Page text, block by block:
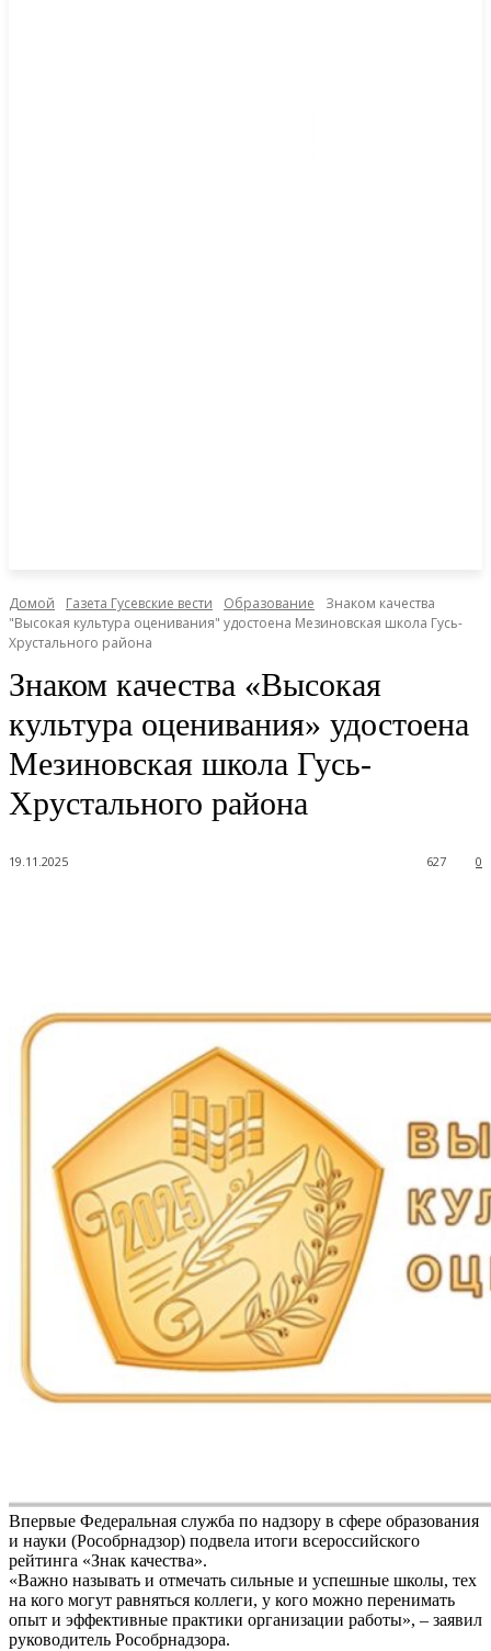
Домой Газета Гусевские вести Образование
Знаком качества
"Высокая культура оценивания" удостоена Мезиновская школа Гусь-
Хрустального района
Знаком качества «Высокая
культура оценивания» удостоена
Мезиновская школа Гусь-
Хрустального района
19.11.2025 0
627
Впервые Федеральная служба по надзору в сфере образования
и науки (Рособрнадзор) подвела итоги всероссийского
рейтинга «Знак качества».
«Важно называть и отмечать сильные и успешные школы, тех
на кого могут равняться коллеги, у кого можно перенимать
опыт и эффективные практики организации работы», – заявил
руководитель Рособрнадзора.